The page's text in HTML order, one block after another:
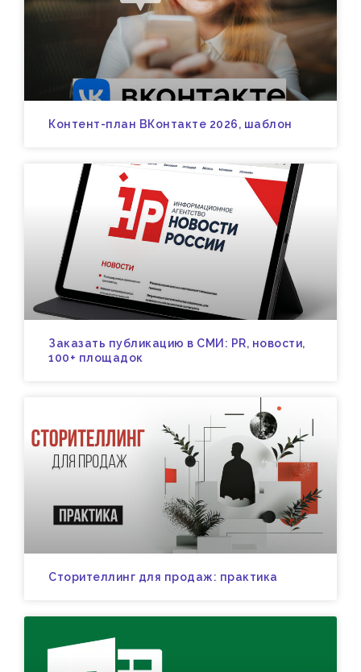
Контент-план ВКонтакте 2026, шаблон
Заказать публикацию в СМИ: PR, новости,
100+ площадок
Сторителлинг для продаж: практика